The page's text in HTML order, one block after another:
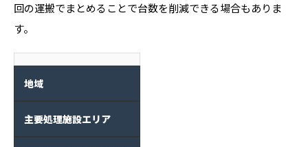
回の運搬でまとめることで台数を削減できる場合もありま
す。
地域
主要処理施設エリア